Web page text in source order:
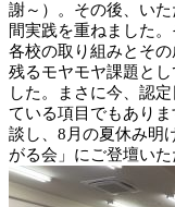
謝～）。その後、い
間実践を重ねました
各校の取り組みとそ
残るモヤモヤ課題と
した。まさに今、認
ている項目でもあり
談し、8月の夏休み明
がる会」にご登壇いた